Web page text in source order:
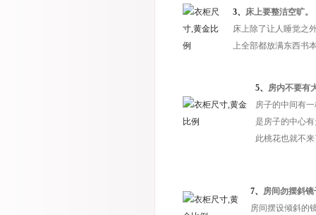
3、 床上要整洁空旷。
床上除了让人睡觉之
上全部都放满东西书
5、 房内不要有
房子的中间有
是房子的中心
此桃花也就不
7、 房间勿摆斜镜
房间摆设倾斜的